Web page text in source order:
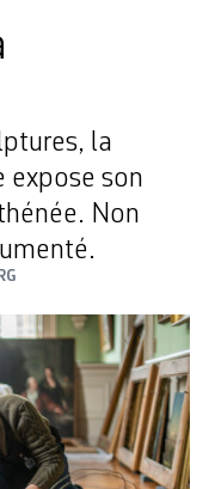
la
expose son
Non